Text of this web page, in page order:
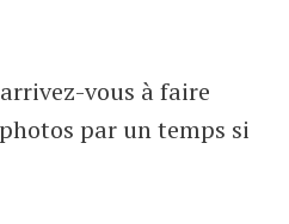
vous à faire
par un temps si